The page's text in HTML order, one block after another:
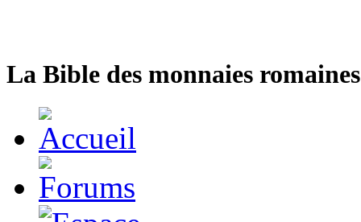
La Bible des monnaies